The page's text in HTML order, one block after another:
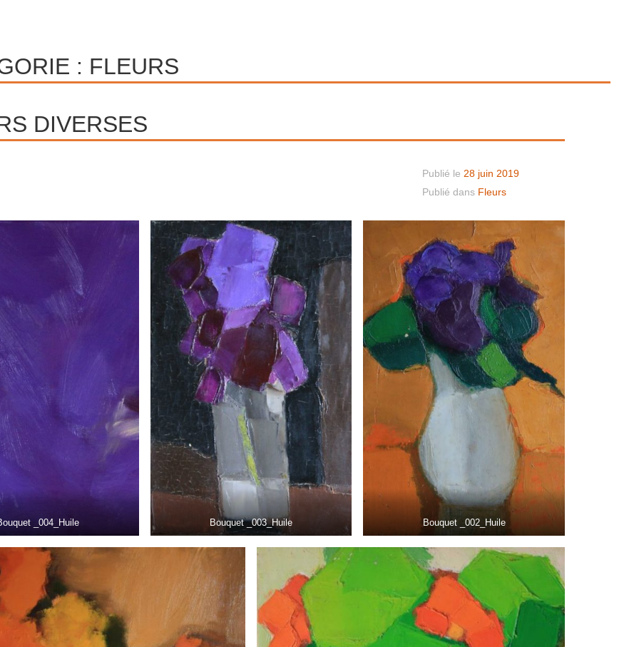
: FLEURS
DIVERSES
Publié le28 juin 2019
Publié dans Fleurs
_004_Huile Bouquet _003_Huile Bouquet _002_Huile